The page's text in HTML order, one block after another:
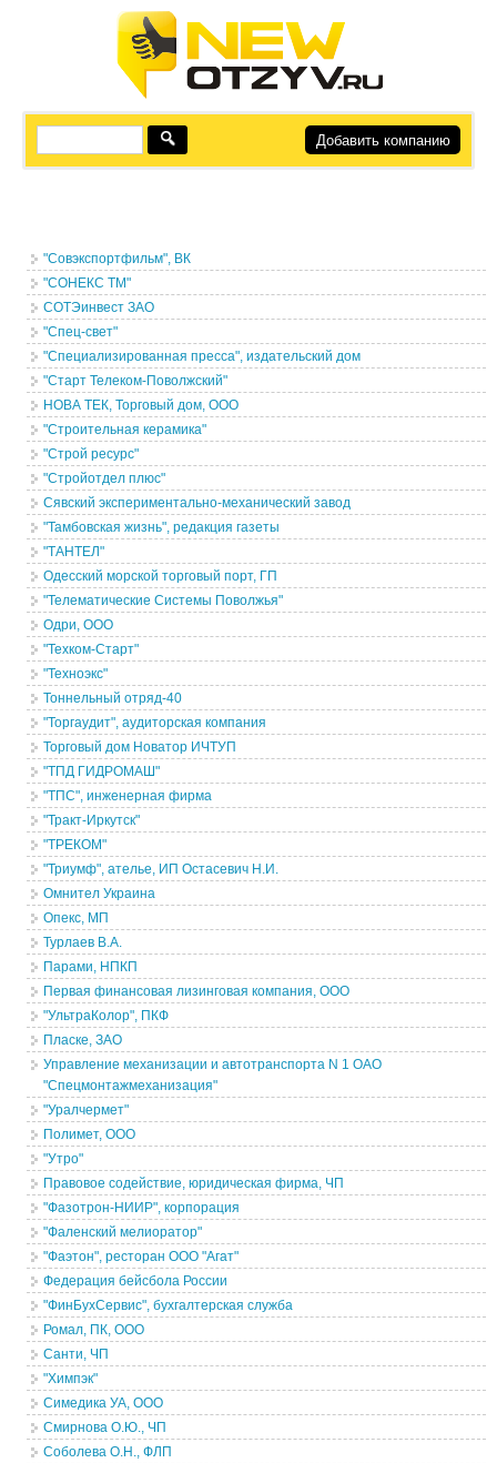
Добавить компанию
"Совэкспортфильм", ВК
"СОНЕКС ТМ"
СОТЭинвест ЗАО
"Спец-свет"
"Специализированная пресса", издательский дом
"Старт Телеком-Поволжский"
НОВА ТЕК, Торговый дом, ООО
"Строительная керамика"
"Строй ресурс"
"Стройотдел плюс"
Сявский экспериментально-механический завод
"Тамбовская жизнь", редакция газеты
"ТАНТЕЛ"
Одесский морской торговый порт, ГП
"Телематические Системы Поволжья"
Одри, ООО
"Техком-Старт"
"Техноэкс"
Тоннельный отряд-40
"Торгаудит", аудиторская компания
Торговый дом Новатор ИЧТУП
"ТПД ГИДРОМАШ"
"ТПС", инженерная фирма
"Тракт-Иркутск"
"ТРЕКОМ"
"Триумф", ателье, ИП Остасевич Н.И.
Омнител Украина
Опекс, МП
Турлаев В.А.
Парами, НПКП
Первая финансовая лизинговая компания, ООО
"УльтраКолор", ПКФ
Пласке, ЗАО
Управление механизации и автотранспорта N 1 ОАО
"Спецмонтажмеханизация"
"Уралчермет"
Полимет, ООО
"Утро"
Правовое содействие, юридическая фирма, ЧП
"Фазотрон-НИИР", корпорация
"Фаленский мелиоратор"
"Фаэтон", ресторан ООО "Агат"
Федерация бейсбола России
"ФинБухСервис", бухгалтерская служба
Ромал, ПК, ООО
Санти, ЧП
"Химпэк"
Симедика УА, ООО
Смирнова О.Ю., ЧП
Соболева О.Н., ФЛП